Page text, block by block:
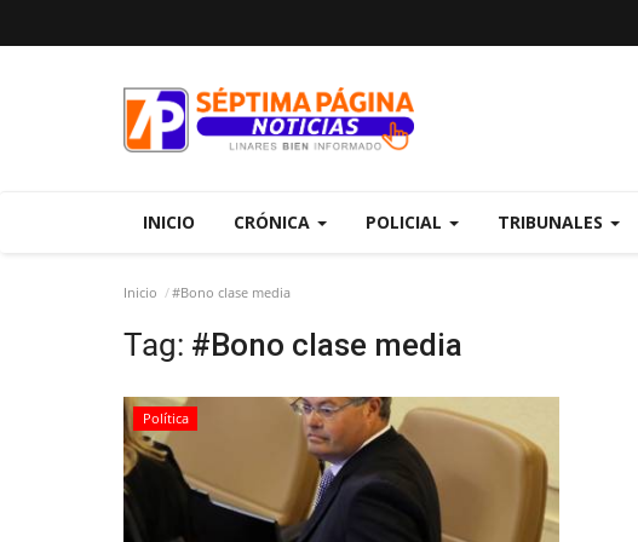
INICIO CRÓNICA POLICIAL TRIBUNALES
Inicio #Bono clase media
Tag: #Bono clase media
Política